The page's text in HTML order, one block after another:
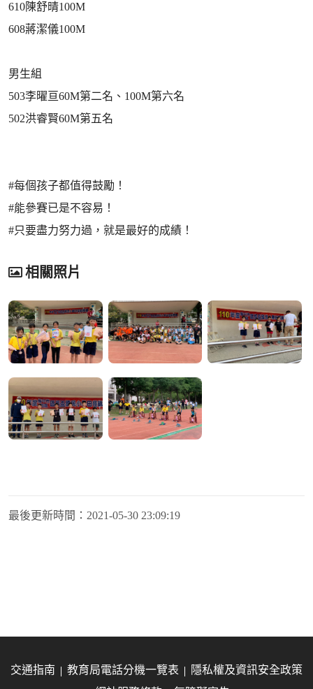
610陳舒晴100M
608蔣潔儀100M
男生組
503李曜亘60M第二名、100M第六名
502洪睿賢60M第五名
#每個孩子都值得鼓勵！
#能參賽已是不容易！
#只要盡力努力過，就是最好的成績！
相關照片
最後更新時間： 2021-05-30 23:09:19
交通指南 教育局電話分機一覽表
隱私權及資訊安全政策